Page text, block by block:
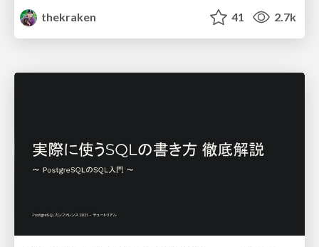
thekraken
41 2.7k